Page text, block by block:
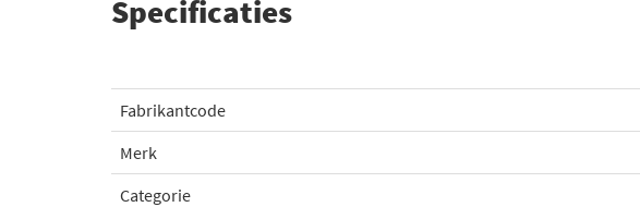
Specificaties
Fabrikantcode
Merk
Categorie